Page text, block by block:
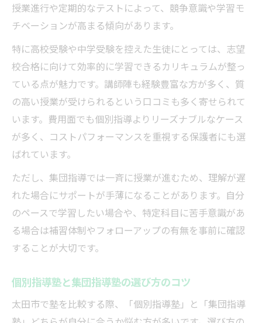
授業進行や定期的なテストによって、競争意識や学習モ
チベーションが高まる傾向があります。
特に高校受験や中学受験を控えた生徒にとっては、志望
校合格に向けて効率的に学習できるカリキュラムが整っ
ている点が魅力です。講師陣も経験豊富な方が多く、質
の高い授業が受けられるという口コミも多く寄せられて
います。費用面でも個別指導よりリーズナブルなケース
が多く、コストパフォーマンスを重視する保護者にも選
ばれています。
ただし、集団指導では一斉に授業が進むため、理解が遅
れた場合にサポートが手薄になることがあります。自分
のペースで学習したい場合や、特定科目に苦手意識があ
る場合は補習体制やフォローアップの有無を事前に確認
することが大切です。
個別指導塾と集団指導塾の選び方のコツ
太田市で塾を比較する際、「個別指導塾」と「集団指導